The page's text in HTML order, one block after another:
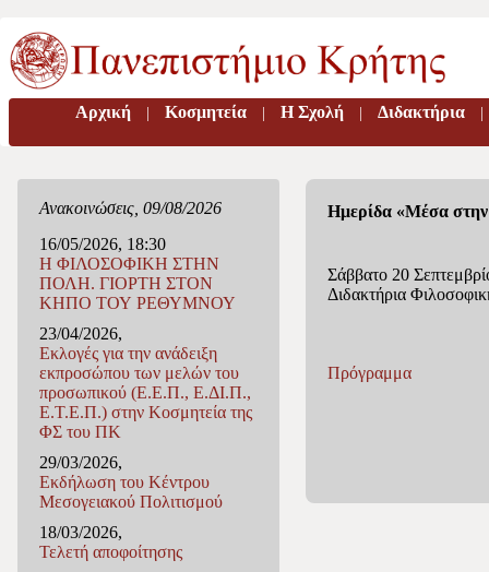
Αρχική Κοσμητεία H Σχολή Διδακτήρια
Ανακοινώσεις, 09/08/2026
16/05/2026, 18:30
Η ΦΙΛΟΣΟΦΙΚΗ ΣΤΗΝ
ΠΟΛΗ. ΓΙΟΡΤΗ ΣΤΟΝ
ΚΗΠΟ ΤΟΥ ΡΕΘΥΜΝΟΥ
23/04/2026,
Εκλογές για την ανάδειξη
εκπροσώπου των μελών του
προσωπικού (Ε.Ε.Π., Ε.ΔΙ.Π.,
Ε.Τ.Ε.Π.) στην Κοσμητεία της
ΦΣ του ΠΚ
29/03/2026,
Eκδήλωση του Κέντρου
Μεσογειακού Πολιτισμού
18/03/2026,
Τελετή αποφοίτησης
Ημερίδα «Μέσα στην
Σάββατο 20
Διδακτήρια
Πρόγραμμα